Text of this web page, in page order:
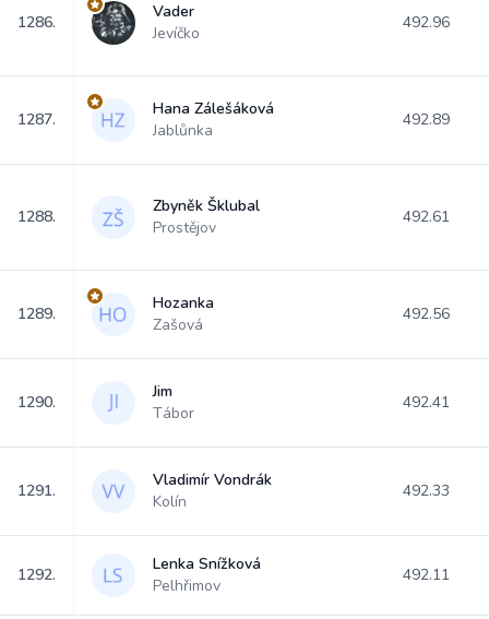
1286.
Vader
Jevíčko
492.96
1287.
Hana Zálešáková
Jablůnka
492.89
1288.
Zbyněk Šklubal
Prostějov
492.61
1289.
Hozanka
Zašová
492.56
1290.
Jim
Tábor
492.41
1291.
Vladimír Vondrák
Kolín
492.33
1292.
Lenka Snížková
Pelhřimov
492.11